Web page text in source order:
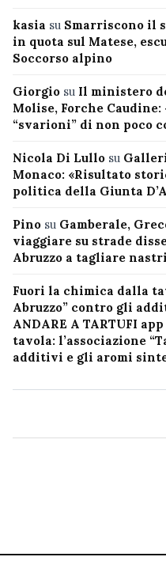
kasia su Smarriscono il
in quota sul Matese,
Soccorso alpino
Giorgio su Il ministero
Molise, Forche
“svarioni” di non poco
Nicola Di Lullo su
Monaco: «Risultato
politica della Giunta
Pino su Gamberale,
viaggiare su strade
Abruzzo a tagliare
Fuori la chimica dalla
Abruzzo” contro gli
ANDARE A TARTUFI app
tavola: l’associazione
additivi e gli aromi